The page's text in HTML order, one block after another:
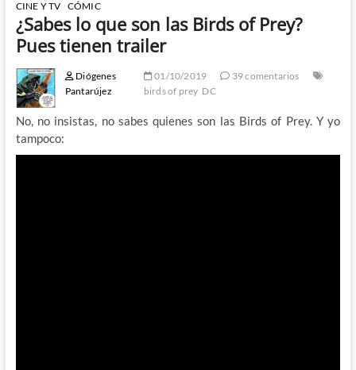
CINE Y TV CÓMIC
¿Sabes lo que son las Birds of Prey?
Pues tienen trailer
Diógenes
Pantarújez
01/10/2019
39 comentarios
birds of prey DC
No, no insistas, no sabes quienes son las Birds of Prey. Y yo
tampoco: